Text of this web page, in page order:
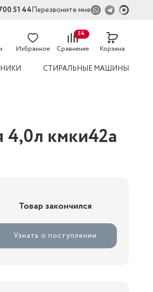
51 44Перезвоните мне
Избранное Сравнение
54
Корзина
СТИРАЛЬНЫЕ МАШИНЫ
4,0л кмки42а
Товар закончился
Узнать о поступлении